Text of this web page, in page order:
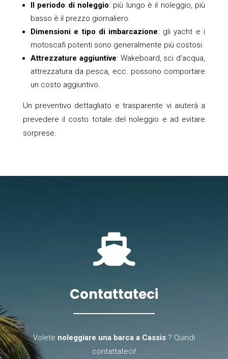
Il periodo di noleggio: più lungo è il noleggio, più
basso è il prezzo giornaliero.
Dimensioni e tipo di imbarcazione: gli yacht e i
motoscafi potenti sono generalmente più costosi.
Attrezzature aggiuntive: Wakeboard, sci d’acqua,
attrezzatura da pesca, ecc. possono comportare
un costo aggiuntivo.
Un preventivo dettagliato e trasparente vi aiuterà a
prevedere il costo totale del noleggio e ad evitare
sorprese.

Contattateci
Volete noleggiare una barca a Cassis ? Quindi
contattateci!